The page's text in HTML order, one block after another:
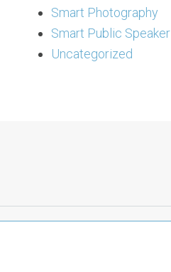
Smart Photography
Smart Public Speaker
Uncategorized